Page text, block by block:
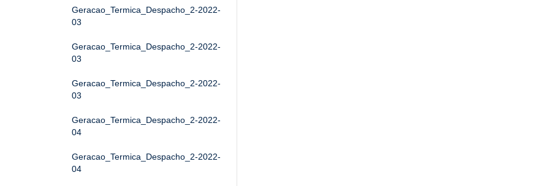
Geracao_Termica_Despacho_2-2022-
03
Geracao_Termica_Despacho_2-2022-
03
Geracao_Termica_Despacho_2-2022-
03
Geracao_Termica_Despacho_2-2022-
04
Geracao_Termica_Despacho_2-2022-
04